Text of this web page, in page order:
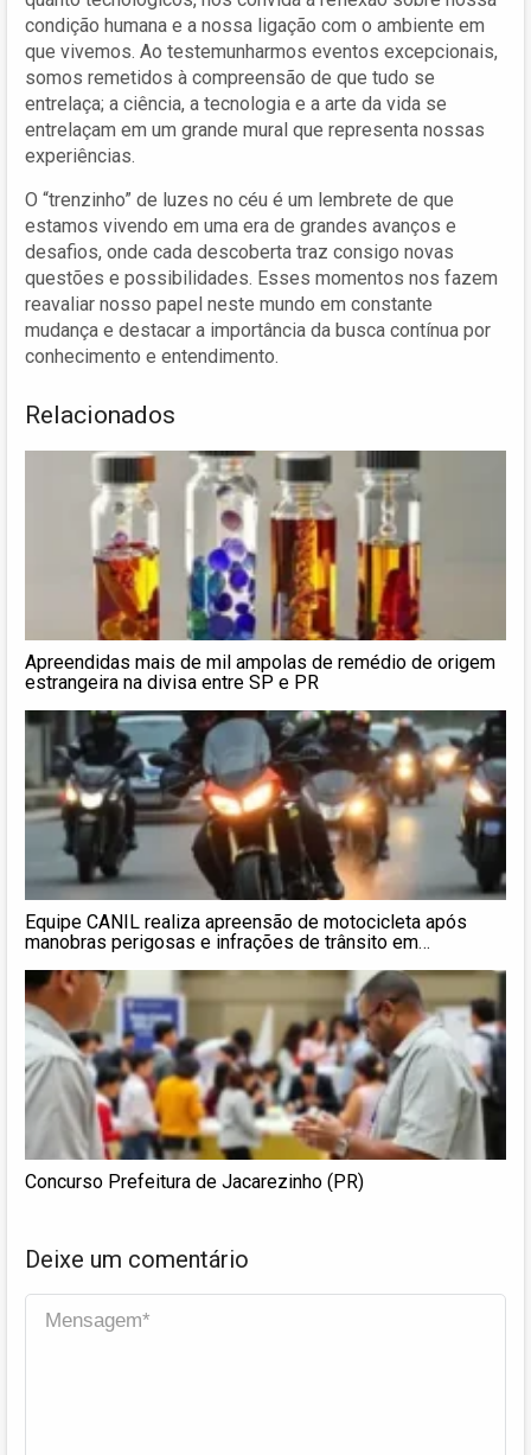
condição humana e a nossa ligação com o ambiente em
que vivemos. Ao testemunharmos eventos excepcionais,
somos remetidos à compreensão de que tudo se
entrelaça; a ciência, a tecnologia e a arte da vida se
entrelaçam em um grande mural que representa nossas
experiências.
O “trenzinho” de luzes no céu é um lembrete de que
estamos vivendo em uma era de grandes avanços e
desafios, onde cada descoberta traz consigo novas
questões e possibilidades. Esses momentos nos fazem
reavaliar nosso papel neste mundo em constante
mudança e destacar a importância da busca contínua por
conhecimento e entendimento.
Relacionados
Apreendidas mais de mil ampolas de remédio de origem
estrangeira na divisa entre SP e PR
Equipe CANIL realiza apreensão de motocicleta após
manobras perigosas e infrações de trânsito em
Concurso Prefeitura de Jacarezinho (PR)
Deixe um comentário